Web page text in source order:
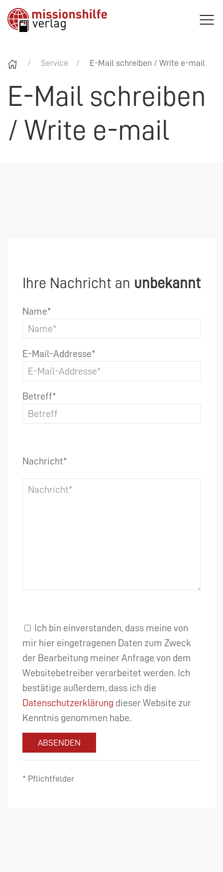
Service E-Mail schreiben / Write e-mail
E-Mail schreiben
/ Write e-mail
Ihre Nachricht an unbekannt
Name*
E-Mail-Addresse*
Betreff*
Nachricht*
Ich bin einverstanden, dass meine von
mir hier eingetragenen Daten zum Zweck
der Bearbeitung meiner Anfrage von dem
Websitebetreiber verarbeitet werden. Ich
bestätige außerdem, dass ich die
Datenschutzerklärung dieser Website zur
Kenntnis genommen habe.
ABSENDEN
* Pflichtfelder